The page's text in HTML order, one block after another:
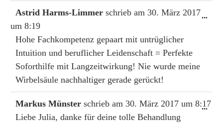
Astrid Harms-Limmer schrieb am 30. März 2017
um 8:19
Hohe Fachkompetenz gepaart mit untrüglicher
Intuition und beruflicher Leidenschaft = Perfekte
Soforthilfe mit Langzeitwirkung! Nie wurde meine
Wirbelsäule nachhaltiger gerade gerückt!
...
Markus Münster schrieb am 30. März 2017 um 8:17
Liebe Julia, danke für deine tolle Behandlung
...